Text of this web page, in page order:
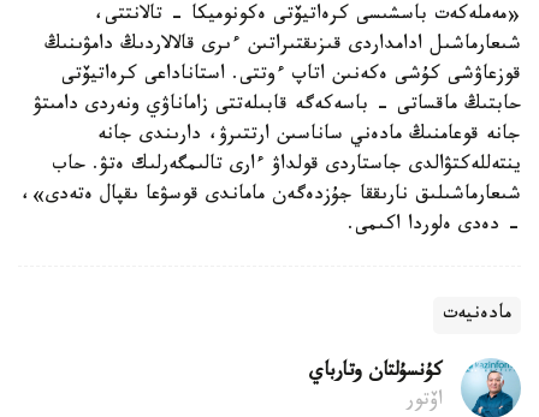
«مەملەكەت باسشىسى كرەاتيۆتى ەكونوميكا - تالانتتى،
شىعارماشىل ادامداردى قىزىقتىراتىن ءىرى قالالاردىڭ دامۋىنىڭ
قوزعاۋشى كۇشى ەكەنىن اتاپ ءوتتى. استاناداعى كرەاتيۆتى
حابتىڭ ماقساتى - باسەكەگە قابىلەتتى زاماناۋي ونەردى دامىتۋ
جانە قوعامنىڭ مادەني ساناسىن ارتتىرۋ، دارىندى جانە
ينتەللەكتۋالدى جاستاردى قولداۋ ءارى تالىمگەرلىك ەتۋ. حاب
شىعارماشىلىق نارىققا جۇزدەگەن ماماندى قوسۋعا ىقپال ەتەدى»،
- دەدى ەلوردا اكىمى.
مادەنيەت
كۇنسۇلتان وتارباي
اۆتور